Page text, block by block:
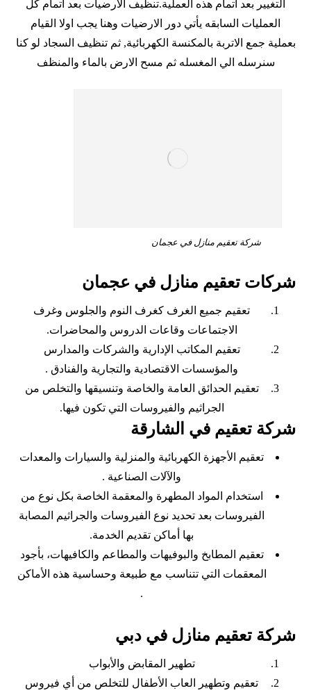
التغيير بعد اتمام هذه العملية.تنظيف الارضيات بعد اتمام كل
العمليات السابقه يأتي دور الارضيات وهنا يجب اولا القيام
بعملية جمع الاتربة بالمكنسة الكهربائية, ثم تنظيف السجاد لو كنا
سنرسله الي المغسله ثم مسح الارض بالماء والمنظف
شركة تعقيم منازل في عجمان
شركات تعقيم منازل في عجمان
تعقيم جميع الغرف كغرف النوم والجلوس وغرف
الاجتماعات وقاعات الدروس والمحاضرات.
تعقيم المكاتب الإدارية والشركات والمدارس
والمؤسسات الاقتصادية والتجارية والفنادق .
تعقيم الحدائق العامة والخاصة وتنسيقها والتخلص من
الجراثيم والفيروسات التي تكون فيها.
شركة تعقيم في الشارقة
تعقيم الأجهزة الكهربائية والمنزلية والسيارات والمعدات
والآلات الصناعية .
استخدام المواد المطهرة والمعقمة الخاصة بكل نوع من
الفيروسات بعد تحديد نوع الفيروسات والجراثيم المصابة
بها أماكن تقديم الخدمة.
تعقيم المطابخ والبوفيهات والمطاعم والكافيهات، بأجود
المعقمات التي تتناسب مع طبيعة وحساسية هذه الأماكن
.
شركة تعقيم منازل في دبي
تطهير المقابض والأبواب
تعقيم وتطهير العاب الأطفال للتخلص من أي فيروس